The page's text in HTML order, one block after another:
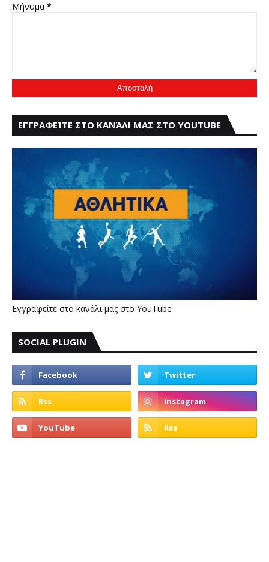
Μήνυμα *
ΕΓΓΡΑΦΕΊΤΕ ΣΤΟ ΚΑΝΆΛΙ ΜΑΣ ΣΤΟ YOUTUBE
Εγγραφείτε στο κανάλι μας στο YouTube
SOCIAL PLUGIN